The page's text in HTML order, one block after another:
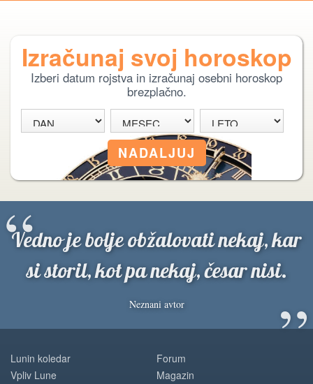
Izračunaj svoj horoskop
Izberi datum rojstva in izračunaj osebni horoskop
brezplačno.
Vedno je bolje obžalovati nekaj, kar
si storil, kot pa nekaj, česar nisi.
Neznani avtor ”
“
Lunin koledar
Vpliv Lune
Forum
Magazin